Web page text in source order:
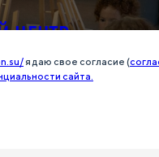
ЦЕНТР
я даю свое согласие (
сайта.